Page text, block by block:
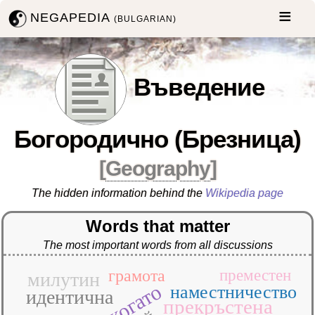
NEGAPEDIA(BULGARIAN)
Въведение
Богородично (Брезница)
[Geography]
The hidden information behind the Wikipedia page
Words that matter
The most important words from all discussions
прекръстена
идентична
милутин
наместничество
грамота преместен